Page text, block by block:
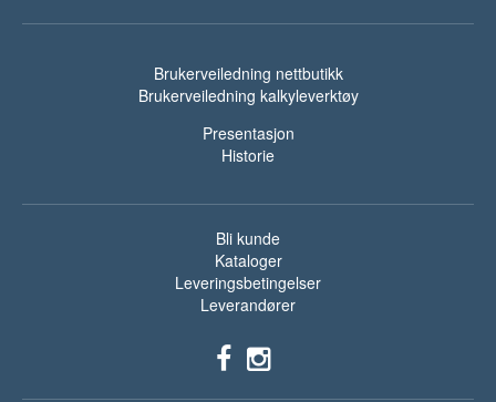
Brukerveiledning nettbutikk
Brukerveiledning kalkyleverktøy
Presentasjon
Historie
Bli kunde
Kataloger
Leveringsbetingelser
Leverandører